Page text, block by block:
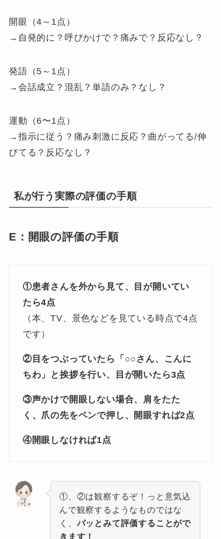
開眼（4～1点）
→自発的に？呼びかけで？痛みで？反応なし？
発語（5～1点）
→会話成立？混乱？単語のみ？なし？
運動（6〜1点）
→指示に従う？痛み刺激に反応？曲がってる/伸
びてる？反応なし？
私が行う実際の評価の手順
E：開眼の評価の手順
①患者さんを外から見て、目が開いてい
たら4点
（本、TV、景色などを見ている時点で4点
です）
②目をつぶっていたら「○○さん、こんに
ちわ」と挨拶を行い、目が開いたら3点
③声かけで開眼しない場合、肩をたた
く、爪の先をペンで押し、開眼すれば2点
④開眼しなければ1点
①、②は観察するぞ！っと意気込
んで観察するようなものではな
く、パッとみて評価することがで
きます！